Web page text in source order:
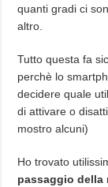
quanti gradi ci
altro.
Tutto questa fa
perchè lo
decidere quale
di attivare o
mostro alcuni)
Ho trovato
passaggio della